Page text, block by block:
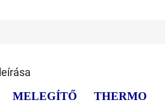
MELEGÍTŐ THERMO